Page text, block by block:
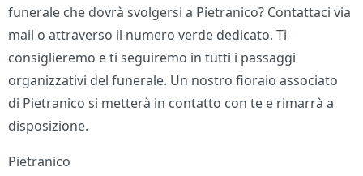
funerale che dovrà svolgersi a Pietranico? Contattaci via
mail o attraverso il numero verde dedicato. Ti
consiglieremo e ti seguiremo in tutti i passaggi
organizzativi del funerale. Un nostro fioraio associato
di Pietranico si metterà in contatto con te e rimarrà a
disposizione.
Pietranico